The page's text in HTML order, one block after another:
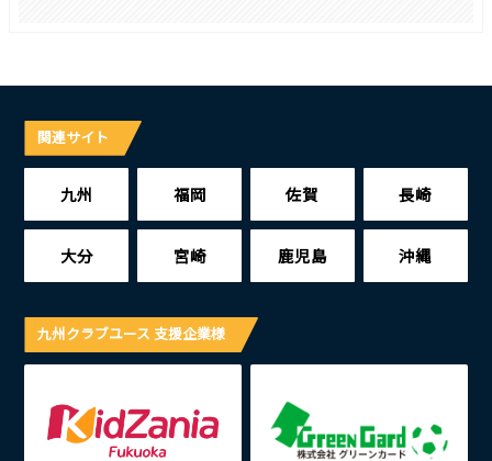
関連サイト
九州 福岡 佐賀 長崎
大分 宮崎 鹿児島 沖縄
九州クラブユース 支援企業様